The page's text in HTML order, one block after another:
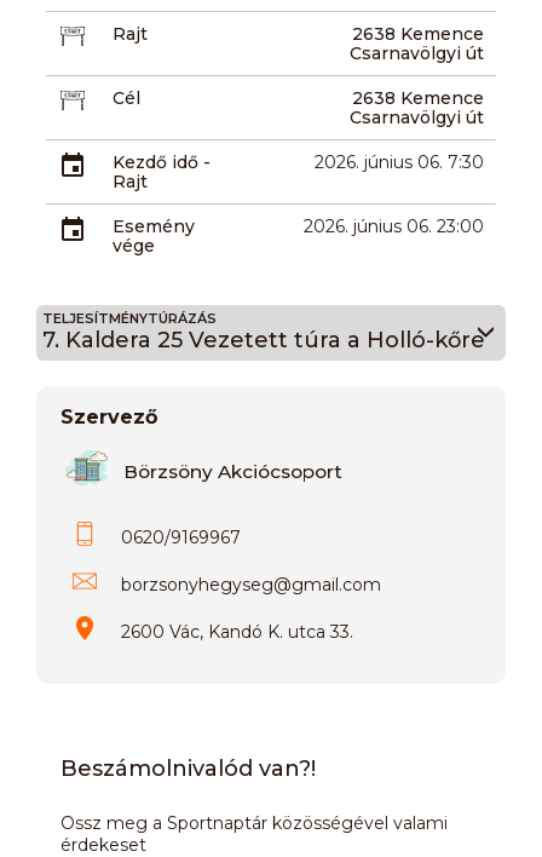
Rajt
2638 Kemence
Csarnavölgyi út
Cél
2638 Kemence
Csarnavölgyi út
Kezdő idő -
Rajt
2026. június 06. 7:30
Esemény
vége
2026. június 06. 23:00
TELJESÍTMÉNYTÚRÁZÁS
7. Kaldera 25 Vezetett túra a Holló-kőre
Szervező
Börzsöny Akciócsoport
0620/9169967
borzsonyhegyseg@gmail.com
2600 Vác, Kandó K. utca 33.
Beszámolnivalód van?!
Ossz meg a Sportnaptár közösségével valami
érdekeset